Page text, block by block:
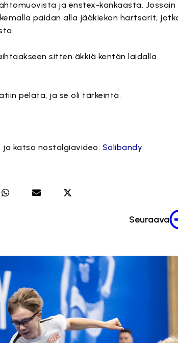
ja enstex-kankaasta. Jossain
paidan alla jääkiekon hartsarit,
sitten äkkiä kentän laidalla
pelata, ja se oli tärkeintä.
ja katso nostalgiavideo: Salibandy
Seuraava